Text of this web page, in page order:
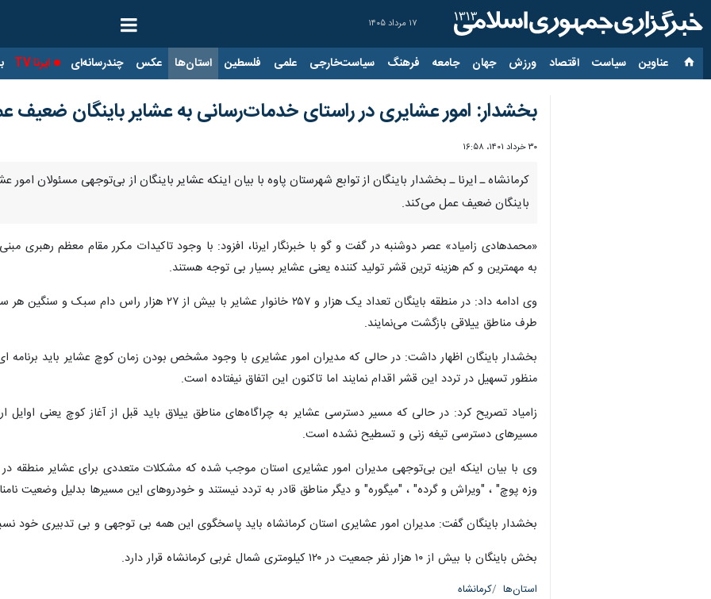
۱۷ مرداد ۱۴۰۵
عناوین‌ سیاست اقتصاد ورزش جهان جامعه فرهنگ سیاست‌خارجی علمی فلسطین استان‌ها عکس چندرسانه‌ای ایرنا TV
بخشدار: امور عشایری در راستای خدمات‌رسانی به عشایر باینگان ضعیف
۳۰ خرداد ۱۴۰۱، ۱۶:۵۸
کرمانشاه ـ ایرنا ـ بخشدار باینگان از توابع شهرستان پاوه با بیان اینکه عشایر باینگان از بی‌توجهی مسئولان
باینگان ضعیف عمل می‌کند.
«محمدهادی زامیاد» عصر دوشنبه در گفت و گو با خبرنگار ایرنا، افزود: با وجود تاکیدات مکرر مقام معظم رهبری
به مهمترین و کم هزینه ترین قشر تولید کننده یعنی عشایر بسیار بی توجه هستند.
وی ادامه داد: در منطقه باینگان تعداد یک هزار و ۲۵۷
طرف مناطق ییلاقی بازگشت می‌نمایند.
بخشدار باینگان اظهار داشت: در حالی که مدیران امور عشایری با وجود مشخص بودن زمان کوچ عشایر باید
منظور تسهیل در تردد این قشر اقدام نمایند اما تاکنون این اتفاق نیفتاده است.
مسیرهای دسترسی تیغه زنی و تسطیح نشده است.
وی با بیان اینکه این بی‌توجهی مدیران امور عشایری استان موجب شده که مشکلات متعددی برای عشایر منطقه در
وزه پوچ" ، "ویراش و گرده" ، "میگوره" و دیگر مناطق قادر به تردد نیستند و خودروهای این مسیرها بدلیل وضعیت
بخشدار باینگان گفت: مدیران امور عشایری استان کرمانشاه باید پاسخگوی این همه بی توجهی و بی تدبیری خود
بخش باینگان با بیش از ۱۰ هزار نفر جمعیت در ۱۲۰ کیلومتری شمال غربی کرمانشاه قرار دارد.
استان‌ها کرمانشاه